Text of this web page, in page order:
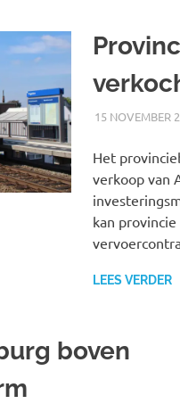
15 NOVEMBER
Het
verkoop van
kan
LEES VERDER
boven